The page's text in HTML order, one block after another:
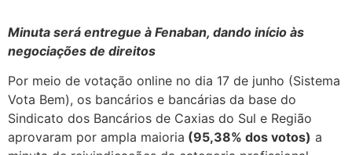
Minuta será entregue à Fenaban, dando início às
negociações de direitos
Por meio de votação online no dia 17 de junho (Sistema
Vota Bem), os bancários e bancárias da base do
Sindicato dos Bancários de Caxias do Sul e Região
aprovaram por ampla maioria (95,38% dos votos) a